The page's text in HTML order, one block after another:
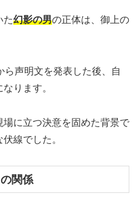
た幻影の男の正体は、御上の
声明文を発表した後、自
ります。
に立つ決意を固めた背景で
線でした。
関係